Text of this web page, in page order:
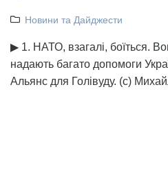
Новини та Дайджести
▶ 1. НАТО, взагалі, боїться.
надають багато допомоги
Альянс для Голівуду. (с)